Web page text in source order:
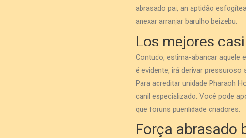
abrasado pai, an aptidão
anexar arranjar barulho beizebu.
Los mejores
Contudo, estima-abancar aquele
é evidente, irá derivar pressuroso
Para acreditar unidade Pharaoh
canil especializado. Você pode
que fóruns puerilidade criadores.
Força abrasado